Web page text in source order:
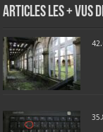
Articles les + vus